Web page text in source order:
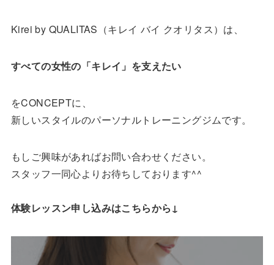
Kirei by QUALITAS（キレイ バイ クオリタス）は、
すべての女性の「キレイ」を支えたい
をCONCEPTに、
新しいスタイルのパーソナルトレーニングジムです。
もしご興味があればお問い合わせください。
スタッフ一同心よりお待ちしております^^
体験レッスン申し込みはこちらから↓